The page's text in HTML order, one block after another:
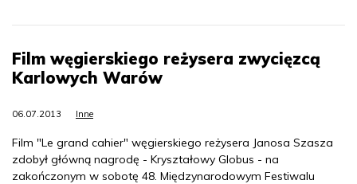
Film węgierskiego reżysera zwycięzcą
Karlowych Warów
06.07.2013 Inne
Film "Le grand cahier" węgierskiego reżysera Janosa Szasza
zdobył główną nagrodę - Kryształowy Globus - na
zakończonym w sobotę 48. Międzynarodowym Festiwalu